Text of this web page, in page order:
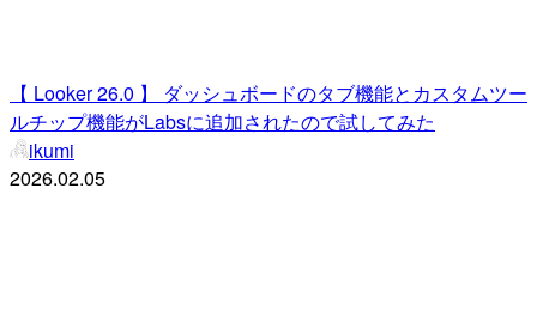
【 Looker 26.0 】 ダッシュボードのタブ機能とカスタムツー
ルチップ機能がLabsに追加されたので試してみた
ikumi
2026.02.05